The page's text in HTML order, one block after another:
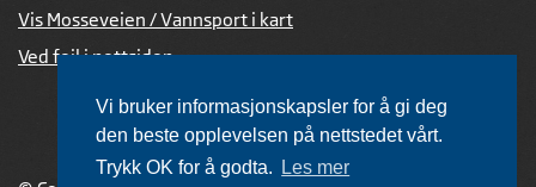
Vi bruker informasjonskapsler for å gi deg
den beste opplevelsen på nettstedet vårt.
Trykk OK for å godta.
Les mer
Vis Mosseveien / Vannsport i kart
Ved feil i nettsiden